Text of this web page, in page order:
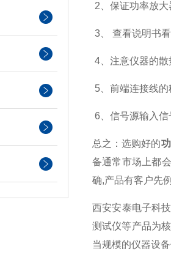
2、保证功率放
3、 查看说明书
4、注意仪器的散
5、前端连接线
6、信号源输入
总之：选购好的
备通常市场上都
确,产品有客户先
西安安泰电子科
测试仪等产品为
当规模的仪器设